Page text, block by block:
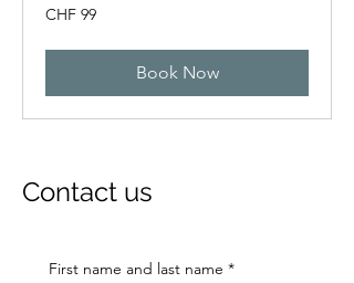
99
Swiss
CHF 99
Book Now
Contact us
First name and last name *